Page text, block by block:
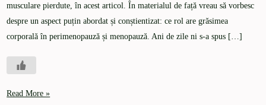
musculare pierdute, în acest articol. În materialul de față vreau să vorbesc
despre un aspect puțin abordat și conștientizat: ce rol are grăsimea
corporală în perimenopauză și menopauză. Ani de zile ni s-a spus […]
Read More »